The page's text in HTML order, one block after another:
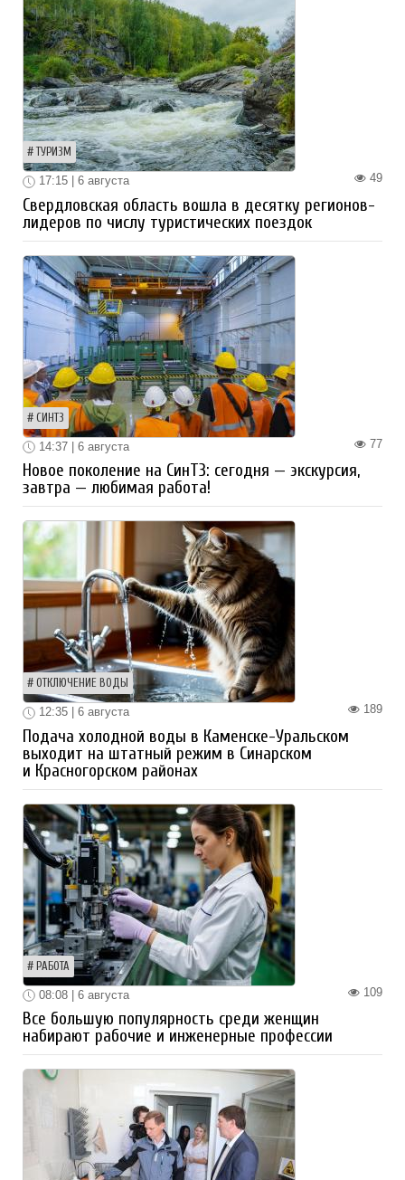
ТУРИЗМ
49
17:15 | 6 августа
Свердловская область вошла в десятку регионов-
лидеров по числу туристических поездок
СИНТЗ
77
14:37 | 6 августа
Новое поколение на СинТЗ: сегодня — экскурсия,
завтра — любимая работа!
ОТКЛЮЧЕНИЕ ВОДЫ
189
12:35 | 6 августа
Подача холодной воды в Каменске-Уральском
выходит на штатный режим в Синарском
и Красногорском районах
РАБОТА
109
08:08 | 6 августа
Все большую популярность среди женщин
набирают рабочие и инженерные профессии